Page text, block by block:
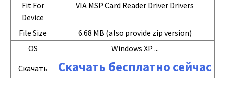
Fit For
Device
VIA MSP Card Reader Driver Drivers
File Size
6.68 MB (also provide zip version)
OS
Windows XP ...
Скачать
Скачать бесплатно сейчас